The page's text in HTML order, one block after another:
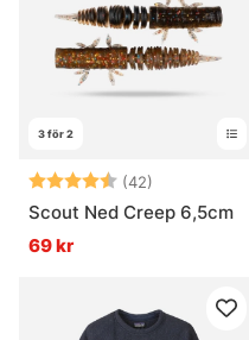
3 för 2
Betyg: (42)
4.5 utav 5
Scout Ned Creep 6,5cm
69 kr